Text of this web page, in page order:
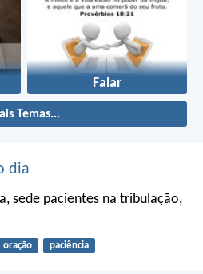
Falar
Temas...
dia
sede pacientes na tribulação,
oração paciência